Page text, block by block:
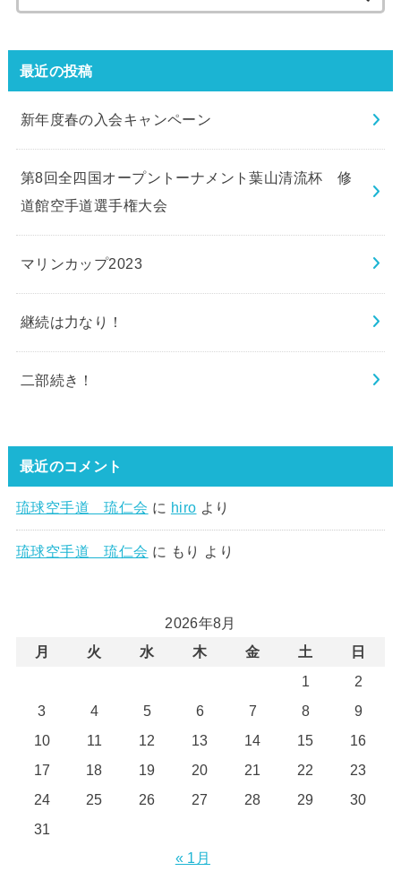
索:
最近の投稿
新年度春の入会キャンペーン
第8回全四国オープントーナメント葉山清流杯 修
道館空手道選手権大会
マリンカップ2023
継続は力なり！
二部続き！
最近のコメント
琉球空手道 琉仁会 に hiro より
琉球空手道 琉仁会 に もり より
2026年8月
月
火 水 木 金 土
日
1
2
3
4 5 6 7 8
9
10
11 12 13 14 15
16
17
18 19 20 21 22
23
24
25 26 27 28 29
30
31
« 1月